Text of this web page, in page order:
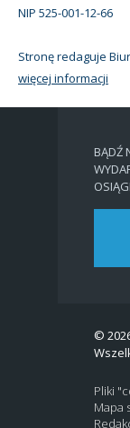
NIP 525-001-12-66
Stronę redaguje
więcej informacji
BĄDŹ
©
Pliki
Mapa